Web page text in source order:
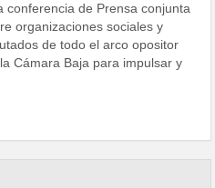
conferencia de Prensa conjunta
organizaciones sociales y
de todo el arco opositor
Cámara Baja para impulsar y